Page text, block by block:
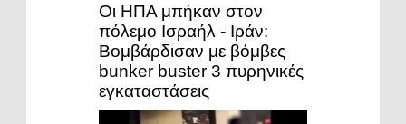
Οι ΗΠΑ μπήκαν στον
πόλεμο Ισραήλ - Ιράν:
Βομβάρδισαν με βόμβες
bunker buster 3 πυρηνικές
εγκαταστάσεις